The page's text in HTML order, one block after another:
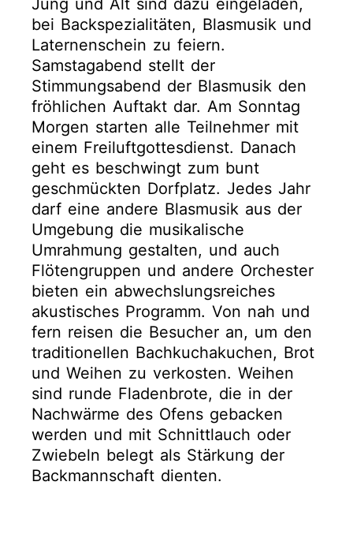
Jung und Alt sind dazu eingeladen,
bei Backspezialitäten, Blasmusik und
Laternenschein zu feiern.
Samstagabend stellt der
Stimmungsabend der Blasmusik den
fröhlichen Auftakt dar. Am Sonntag
Morgen starten alle Teilnehmer mit
einem Freiluftgottesdienst. Danach
geht es beschwingt zum bunt
geschmückten Dorfplatz. Jedes Jahr
darf eine andere Blasmusik aus der
Umgebung die musikalische
Umrahmung gestalten, und auch
Flötengruppen und andere Orchester
bieten ein abwechslungsreiches
akustisches Programm. Von nah und
fern reisen die Besucher an, um den
traditionellen Bachkuchakuchen, Brot
und Weihen zu verkosten. Weihen
sind runde Fladenbrote, die in der
Nachwärme des Ofens gebacken
werden und mit Schnittlauch oder
Zwiebeln belegt als Stärkung der
Backmannschaft dienten.